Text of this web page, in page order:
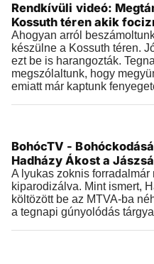
2019.03.30 | 13:22
Rendkívüli videó:
Kossuth téren akik
Ahogyan arról
készülne a Kossuth téren.
ezt be is harangozták.
megszólaltunk, hogy
emiatt már kaptunk
2019.03.29 | 08:07
BohócTV -
Hadházy Ákost a
A lyukas zoknis forradalmár
kiparodizálva. Mint ismert,
költözött be az MTVA-ba
a tegnapi gúnyolódás